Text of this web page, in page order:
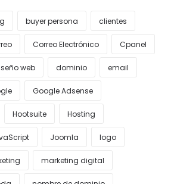
buyer persona clientes
Correo Electrónico Cpanel
web dominio email
Google Adsense
Hootsuite Hosting
Joomla logo
marketing digital